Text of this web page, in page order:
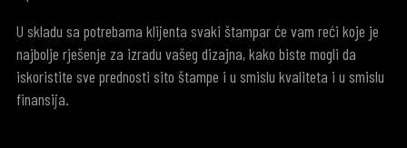
U skladu sa potrebama klijenta svaki štampar će vam reći koje je
najbolje rješenje za izradu vašeg dizajna, kako biste mogli da
iskoristite sve prednosti sito štampe i u smislu kvaliteta i u smislu
finansija.